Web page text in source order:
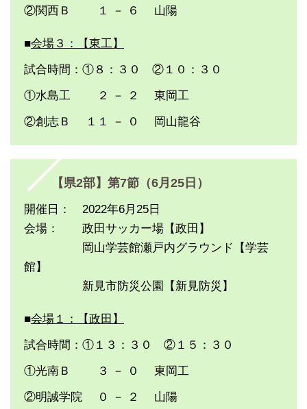
②関西Ｂ １ － ６ 山陽
■会場３：【東工】
試合時間：①８：３０ ②１０：３０
①水島工 ２ － ２ 東岡工
②創志Ｂ １１ － ０ 岡山龍谷
【県2部】第7節（6月25日）
開催日： 2022年6月25日
会場： 政田サッカー場【政田】
岡山学芸館瀬戸内グラウンド【学芸
館】
新見市防災公園【新見防災】
■会場１：【政田】
試合時間：①１３：３０ ②１５：３０
①光南Ｂ ３ － ０ 東岡工
②明誠学院 ０ － ２ 山陽